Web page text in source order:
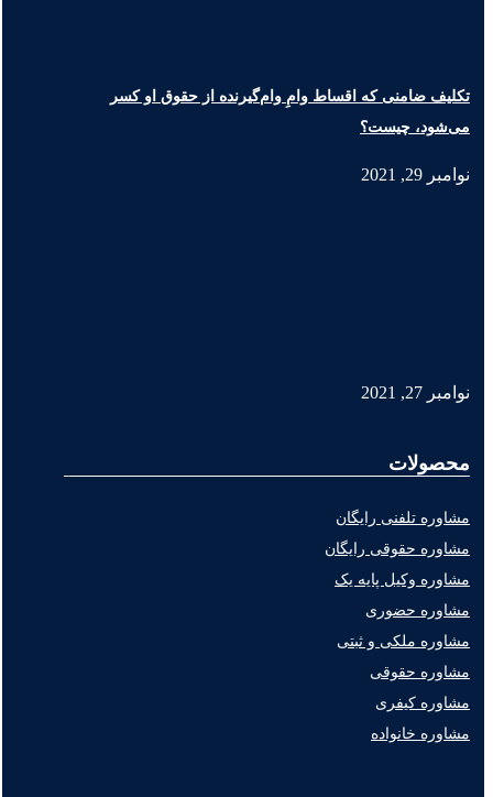
تکلیف ضامنی که اقساط وامِ وام‌گیرنده از حقوق او کسر
می‌شود، چیست؟
نوامبر 29, 2021
نوامبر 27, 2021
محصولات
مشاوره تلفنی رایگان
مشاوره حقوقی رایگان
مشاوره وکیل پایه یک
مشاوره حضوری
مشاوره ملکی و ثبتی
مشاوره حقوقی
مشاوره کیفری
مشاوره خانواده